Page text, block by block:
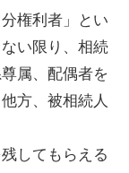
権利者」とい
い限り、相続
属、配偶者を
方、被相続人
してもらえる